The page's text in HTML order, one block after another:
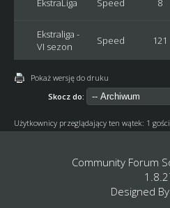
EkstraLiga Speed 8
Ekstraliga -
VI sezon
Speed 121
Pokaż wersję do druku
Skocz do:
Użytkownicy przeglądający ten wątek: 1 gości
Community Forum
Designed By